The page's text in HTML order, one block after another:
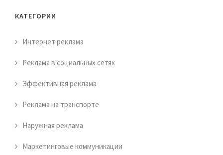
КАТЕГОРИИ
Интернет реклама
Реклама в социальных сетях
Эффективная реклама
Реклама на транспорте
Наружная реклама
Маркетинговые коммуникации